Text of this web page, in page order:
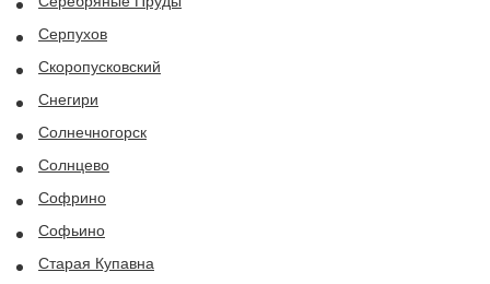
Серпухов
Скоропусковский
Снегири
Солнечногорск
Солнцево
Софрино
Софьино
Старая Купавна